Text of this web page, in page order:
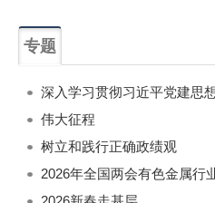
专题
深入学习贯彻习近平党建思
伟大征程
树立和践行正确政绩观
2026年全国两会有色金属行